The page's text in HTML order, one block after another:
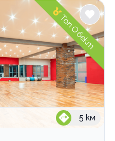
5 км
Топ Обект